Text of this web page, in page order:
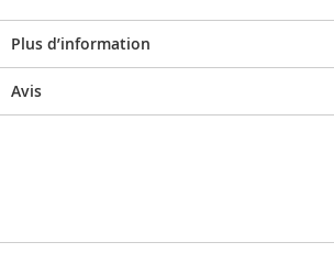
Plus d’information
Avis